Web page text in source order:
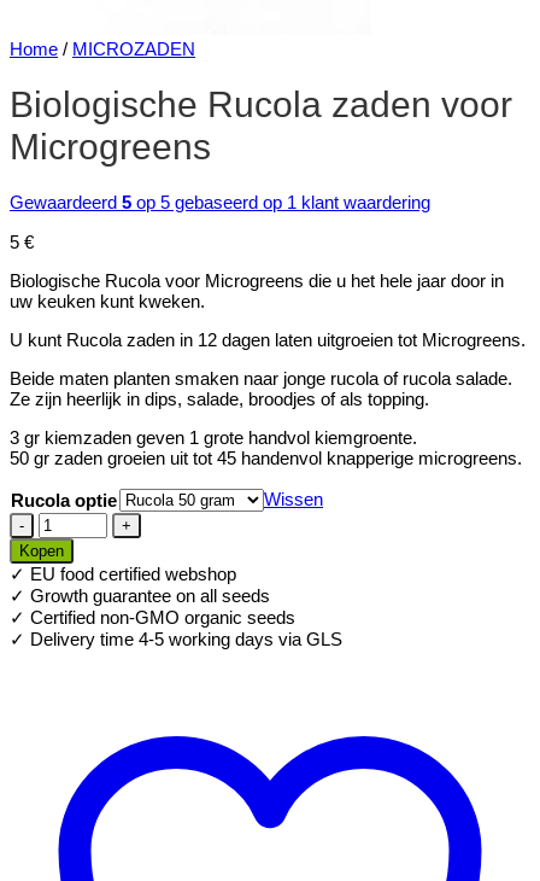
Home / MICROZADEN
Biologische Rucola zaden voor
Microgreens
Gewaardeerd 5 op 5 gebaseerd op 1 klant waardering
5 €
Biologische Rucola voor Microgreens die u het hele jaar door in
uw keuken kunt kweken.
U kunt Rucola zaden in 12 dagen laten uitgroeien tot Microgreens.
Beide maten planten smaken naar jonge rucola of rucola salade.
Ze zijn heerlijk in dips, salade, broodjes of als topping.
3 gr kiemzaden geven 1 grote handvol kiemgroente.
50 gr zaden groeien uit tot 45 handenvol knapperige microgreens.
Rucola optie
Wissen
Biologische
Rucola
zaden
voor
Microgreens
aantal
Kopen
✓ EU food certified webshop
✓ Growth guarantee on all seeds
✓ Certified non-GMO organic seeds
✓ Delivery time 4-5 working days via GLS